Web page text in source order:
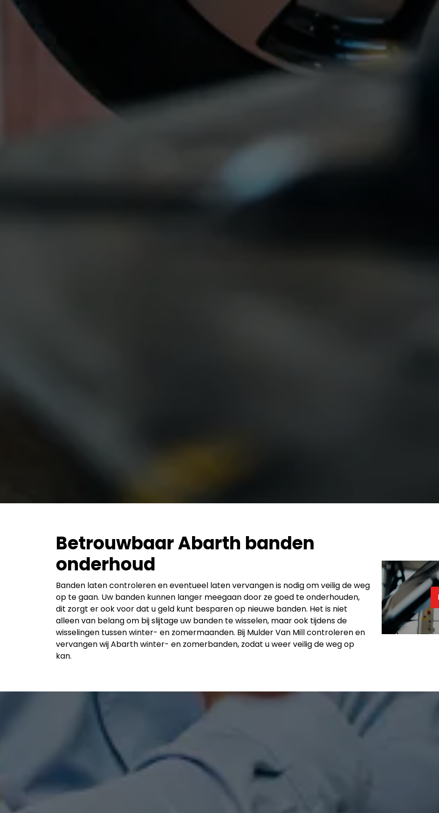
Betrouwbaar Abarth banden
onderhoud
Banden laten controleren en eventueel laten vervangen is nodig om veilig de weg
op te gaan. Uw banden kunnen langer meegaan door ze goed te onderhouden,
dit zorgt er ook voor dat u geld kunt besparen op nieuwe banden. Het is niet
alleen van belang om bij slijtage uw banden te wisselen, maar ook tijdens de
wisselingen tussen winter- en zomermaanden. Bij Mulder Van Mill controleren en
vervangen wij Abarth winter- en zomerbanden, zodat u weer veilig de weg op
kan.